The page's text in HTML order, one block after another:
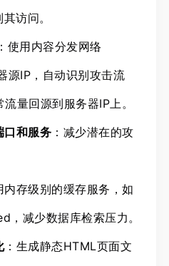
访问。
：使用内容分发网络
源IP，自动识别攻击流
量回源到服务器IP上。
口和服务 ：减少潜在的攻
内存级别的缓存服务，如
，减少数据库检索压力。
：生成静态HTML页面文